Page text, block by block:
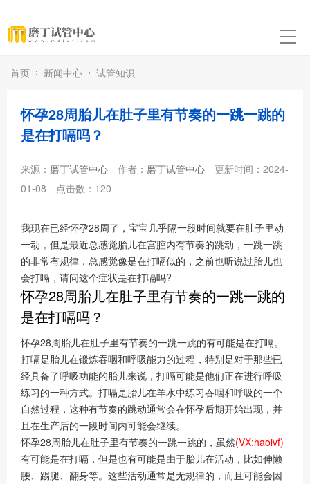
首页 新闻中心 试管知识
怀孕28周胎儿在肚子里有节奏的一跳一跳的
是在打嗝吗？
来源： 磨丁试管中心 作者： 磨丁试管中心
更新时间：2024-
01-08
点击数： 120
我现在已经怀孕28周了，宝宝几乎隔一段时间就要在肚子里动
一动，但是最近总感觉胎儿在宫腔内有节奏的跳动，一跳一跳
的非常有规律，总感觉像是在打嗝似的，之前也听说过胎儿也
会打嗝，请问这个症状是在打嗝吗?
怀孕28周胎儿在肚子里有节奏的一跳一跳的
是在打嗝吗？
怀孕28周胎儿在肚子里有节奏的一跳一跳的有可能是在打嗝。
打嗝是胎儿在锻炼吞咽和呼吸能力的过程，特别是对于那些已
经具备了呼吸功能的胎儿来说，打嗝可能是他们正在进行呼吸
练习的一种方式。打嗝是胎儿在羊水中练习吞咽和呼吸的一个
自然过程，这种有节奏的跳动通常会在怀孕后期开始出现，并
且在生产后的一段时间内可能会继续。
怀孕28周胎儿在肚子里有节奏的一跳一跳的，虽然(VX:haoivf)
有可能是在打嗝，但是也有可能是由于胎儿在活动，比如伸懒
腰、踢腿、翻身等。这些活动通常是无规律的，而且可能会因